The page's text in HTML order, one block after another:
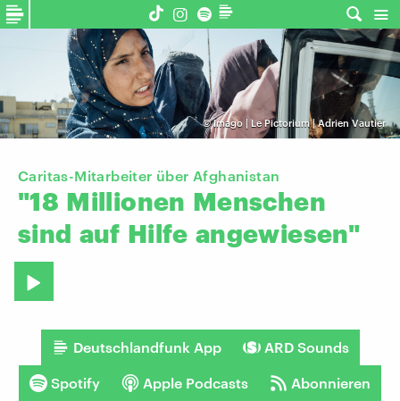
©Imago | Le Pictorium | Adrien Vautier
Caritas-Mitarbeiter über Afghanistan
"18 Millionen Menschen
sind auf Hilfe angewiesen"
Deutschlandfunk App ARD Sounds
Spotify Apple Podcasts Abonnieren